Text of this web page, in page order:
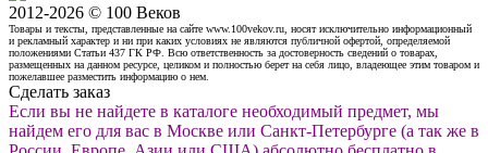
2012-2026 © 100 Веков
Товары и тексты, представленные на сайте www.100vekov.ru, носят исключительно информационный
и рекламный характер и ни при каких условиях не являются публичной офертой, определяемой
положениями Статьи 437 ГК РФ. Всю ответственность за достоверность сведений о товарах,
размещенных на данном ресурсе, целиком и полностью берет на себя лицо, владеющее этим товаром и
пожелавшее разместить информацию о нем.
Сделать заказ
Если вы не найдете в каталоге необходимый предмет, мы
найдем его для вас в Москве или Санкт-Петербурге (а так же в